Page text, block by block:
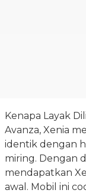
Kenapa Layak
Avanza, Xenia
identik dengan
miring. Dengan
mendapatkan
awal. Mobil ini